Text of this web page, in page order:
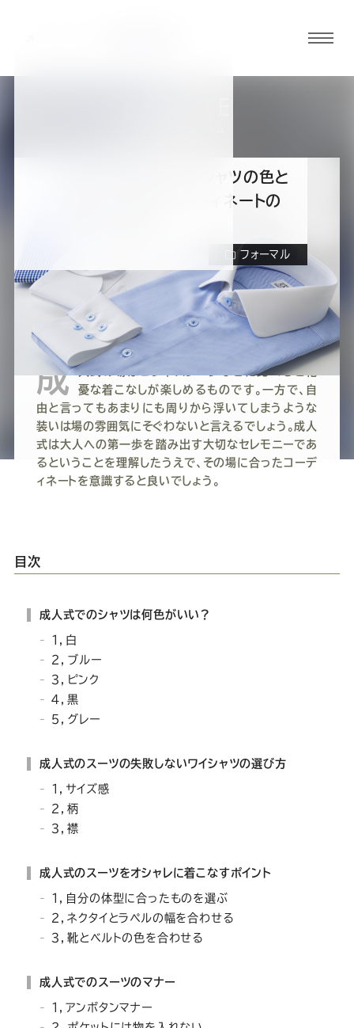
タン
ー
ダ
ー
ス
ー
ツ
公
式
Youtube
ー
ダ
ー
ス
ー
ツ
Facebook
ー
ー
ス
ー
ツ
公
ー
ダ
ス
ー
ツ
ー
ダ
ス
ー
ツ
成人式におすすめのシャツの色と
は？スーツとのコーディネートの
フォーマル
成
人式の場はビジネスシーンなどに比べると杞
憂な着こなしが楽しめるものです。一方で、自
由と言ってもあまりにも周りから浮いてしまうような
装いは場の雰囲気にそぐわないと言えるでしょう。成人
式は大人への第一歩を踏み出す大切なセレモニーであ
るということを理解したうえで、その場に合ったコーデ
ィネートを意識すると良いでしょう。
目次
成人式でのシャツは何色がいい？
１，白
２，ブルー
３，ピンク
４，黒
５，グレー
成人式のスーツの失敗しないワイシャツの選び方
１，サイズ感
２，柄
３，襟
成人式のスーツをオシャレに着こなすポイント
１，自分の体型に合ったものを選ぶ
２，ネクタイとラペルの幅を合わせる
３，靴とベルトの色を合わせる
成人式でのスーツのマナー
１，アンボタンマナー